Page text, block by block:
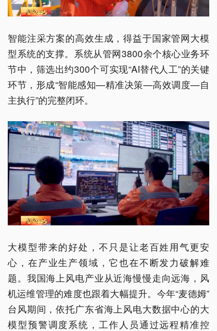
智能注采方案的高效生成，得益于国家管网大模
型系统的支撑。系统从管网3800余个核心业务环
节中，筛选出约300个可实现“AI替代人工”的关键
环节，形成“智能感知—精准决策—高效调度—自
主执行”的完整闭环。
大模型带来的好处，不只是让老百姓用气更安
心，在产业生产领域，它也在不断发力破解难
题。我国海上风电产业从近海慢慢走向远海，风
机运维管理的难度也跟着大幅提升。今年“麦德姆”
台风期间，依托广东省海上风电大数据中心的大
模型预警调度系统，工作人员通过远程精准控